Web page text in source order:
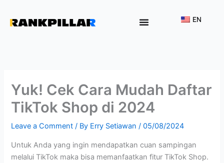
konten
EN
Yuk! Cek Cara Mudah Daftar
TikTok Shop di 2024
Leave a Comment / By Erry Setiawan/05/08/2024
Untuk Anda yang ingin mendapatkan cuan sampingan
melalui TikTok maka bisa memanfaatkan fitur TikTok Shop.